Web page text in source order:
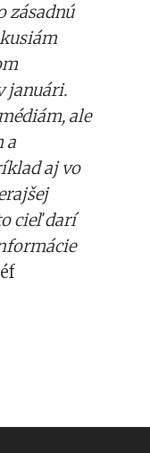
zásadnú
januári.
ale
a
aj vo
cieľ darí